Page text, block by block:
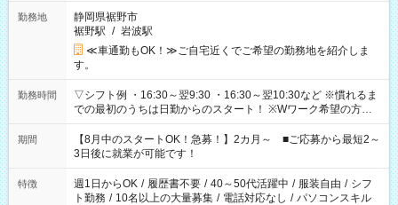
勤務地
静岡県裾野市
裾野駅 / 岩波駅
≪車通勤もOK！≫ご自宅近くでご希望の勤務地を紹介しま
す。
勤務時間
▽シフト例 ・16:30～翌9:30 ・16:30～翌10:30など ※慣れるま
での最初のうちは日勤からのスタート！ ※Wワーク希望の方へ
今ご覧のお仕事で希望する勤務時間と、もう1つのお仕事の勤務
時間。 合計で週40時間を超える場合は応募できません。
期間
【8月中のスタートOK！急募！】2カ月～ ■ご応募から最短2～
3日後に就業が可能です！
特徴 週1日からOK / 履歴書不要 / 40～50代活躍中 / 服装自由 / シフ
ト勤務 / 10名以上の大量募集 / 電話対応なし / パソコンスキル